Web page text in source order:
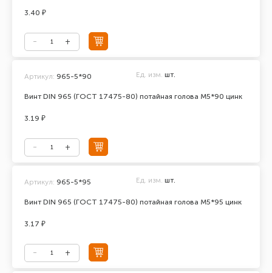
3.40 ₽
Винт DIN 965 (ГОСТ 17475-80) потайная голова М5*90 цинк
Артикул: 965-5*90 Ед. изм. шт.
3.19 ₽
Винт DIN 965 (ГОСТ 17475-80) потайная голова М5*95 цинк
Артикул: 965-5*95 Ед. изм. шт.
3.17 ₽